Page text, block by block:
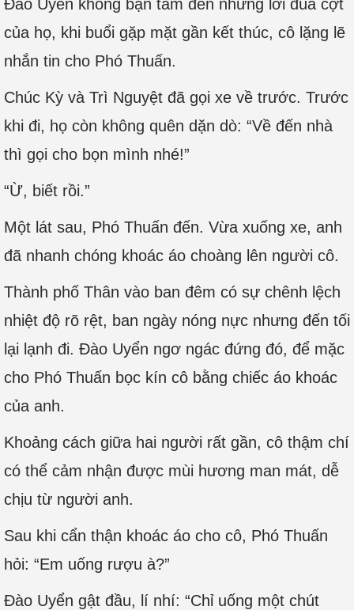
Đào Uyển không bận tâm đến những lời đùa cợt
của họ, khi buổi gặp mặt gần kết thúc, cô lặng lẽ
nhắn tin cho Phó Thuấn.
Chúc Kỳ và Trì Nguyệt đã gọi xe về trước. Trước
khi đi, họ còn không quên dặn dò: “Về đến nhà
thì gọi cho bọn mình nhé!”
“Ừ, biết rồi.”
Một lát sau, Phó Thuấn đến. Vừa xuống xe, anh
đã nhanh chóng khoác áo choàng lên người cô.
Thành phố Thân vào ban đêm có sự chênh lệch
nhiệt độ rõ rệt, ban ngày nóng nực nhưng đến tối
lại lạnh đi. Đào Uyển ngơ ngác đứng đó, để mặc
cho Phó Thuấn bọc kín cô bằng chiếc áo khoác
của anh.
Khoảng cách giữa hai người rất gần, cô thậm chí
có thể cảm nhận được mùi hương man mát, dễ
chịu từ người anh.
Sau khi cẩn thận khoác áo cho cô, Phó Thuấn
hỏi: “Em uống rượu à?”
Đào Uyển gật đầu, lí nhí: “Chỉ uống một chút